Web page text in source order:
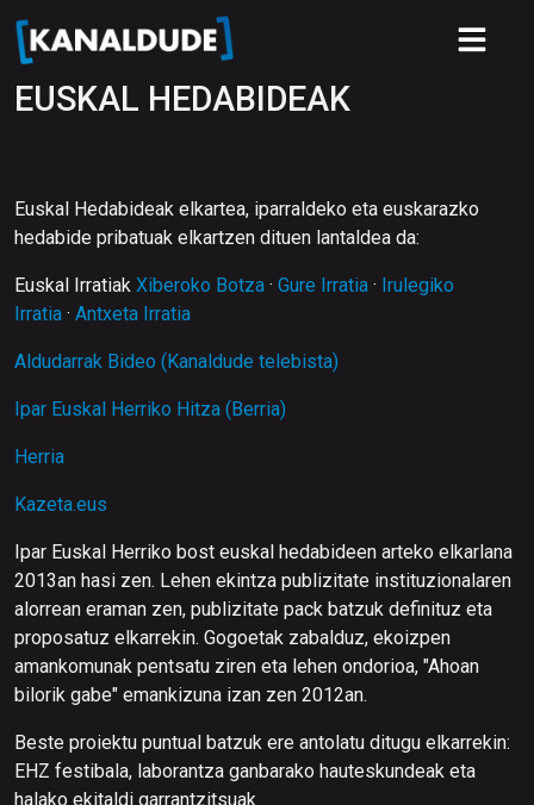
EUSKAL HEDABIDEAK
Euskal Hedabideak elkartea, iparraldeko eta euskarazko
hedabide pribatuak elkartzen dituen lantaldea da:
Euskal Irratiak Xiberoko Botza · Gure Irratia · Irulegiko
Irratia · Antxeta Irratia
Aldudarrak Bideo (Kanaldude telebista)
Ipar Euskal Herriko Hitza (Berria)
Herria
Kazeta.eus
Ipar Euskal Herriko bost euskal hedabideen arteko elkarlana
2013an hasi zen. Lehen ekintza publizitate instituzionalaren
alorrean eraman zen, publizitate pack batzuk definituz eta
proposatuz elkarrekin. Gogoetak zabalduz, ekoizpen
amankomunak pentsatu ziren eta lehen ondorioa, "Ahoan
bilorik gabe" emankizuna izan zen 2012an.
Beste proiektu puntual batzuk ere antolatu ditugu elkarrekin:
EHZ festibala, laborantza ganbarako hauteskundeak eta
halako ekitaldi garrantzitsuak.